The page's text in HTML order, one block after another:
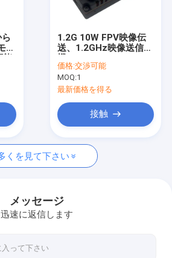
ジ
1.2G 10W FPV映像伝
送、1.2GHz映像送信
グドローン映像・音声
伝送。
価格:交渉可能
MOQ:1
最新価格を得る
接触
くを見て下さい
メッセージ
迅速に返信します